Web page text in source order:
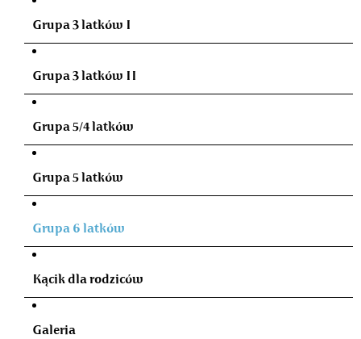
Grupa 3 latków I
Grupa 3 latków II
Grupa 5/4 latków
Grupa 5 latków
Grupa 6 latków
Kącik dla rodziców
Galeria